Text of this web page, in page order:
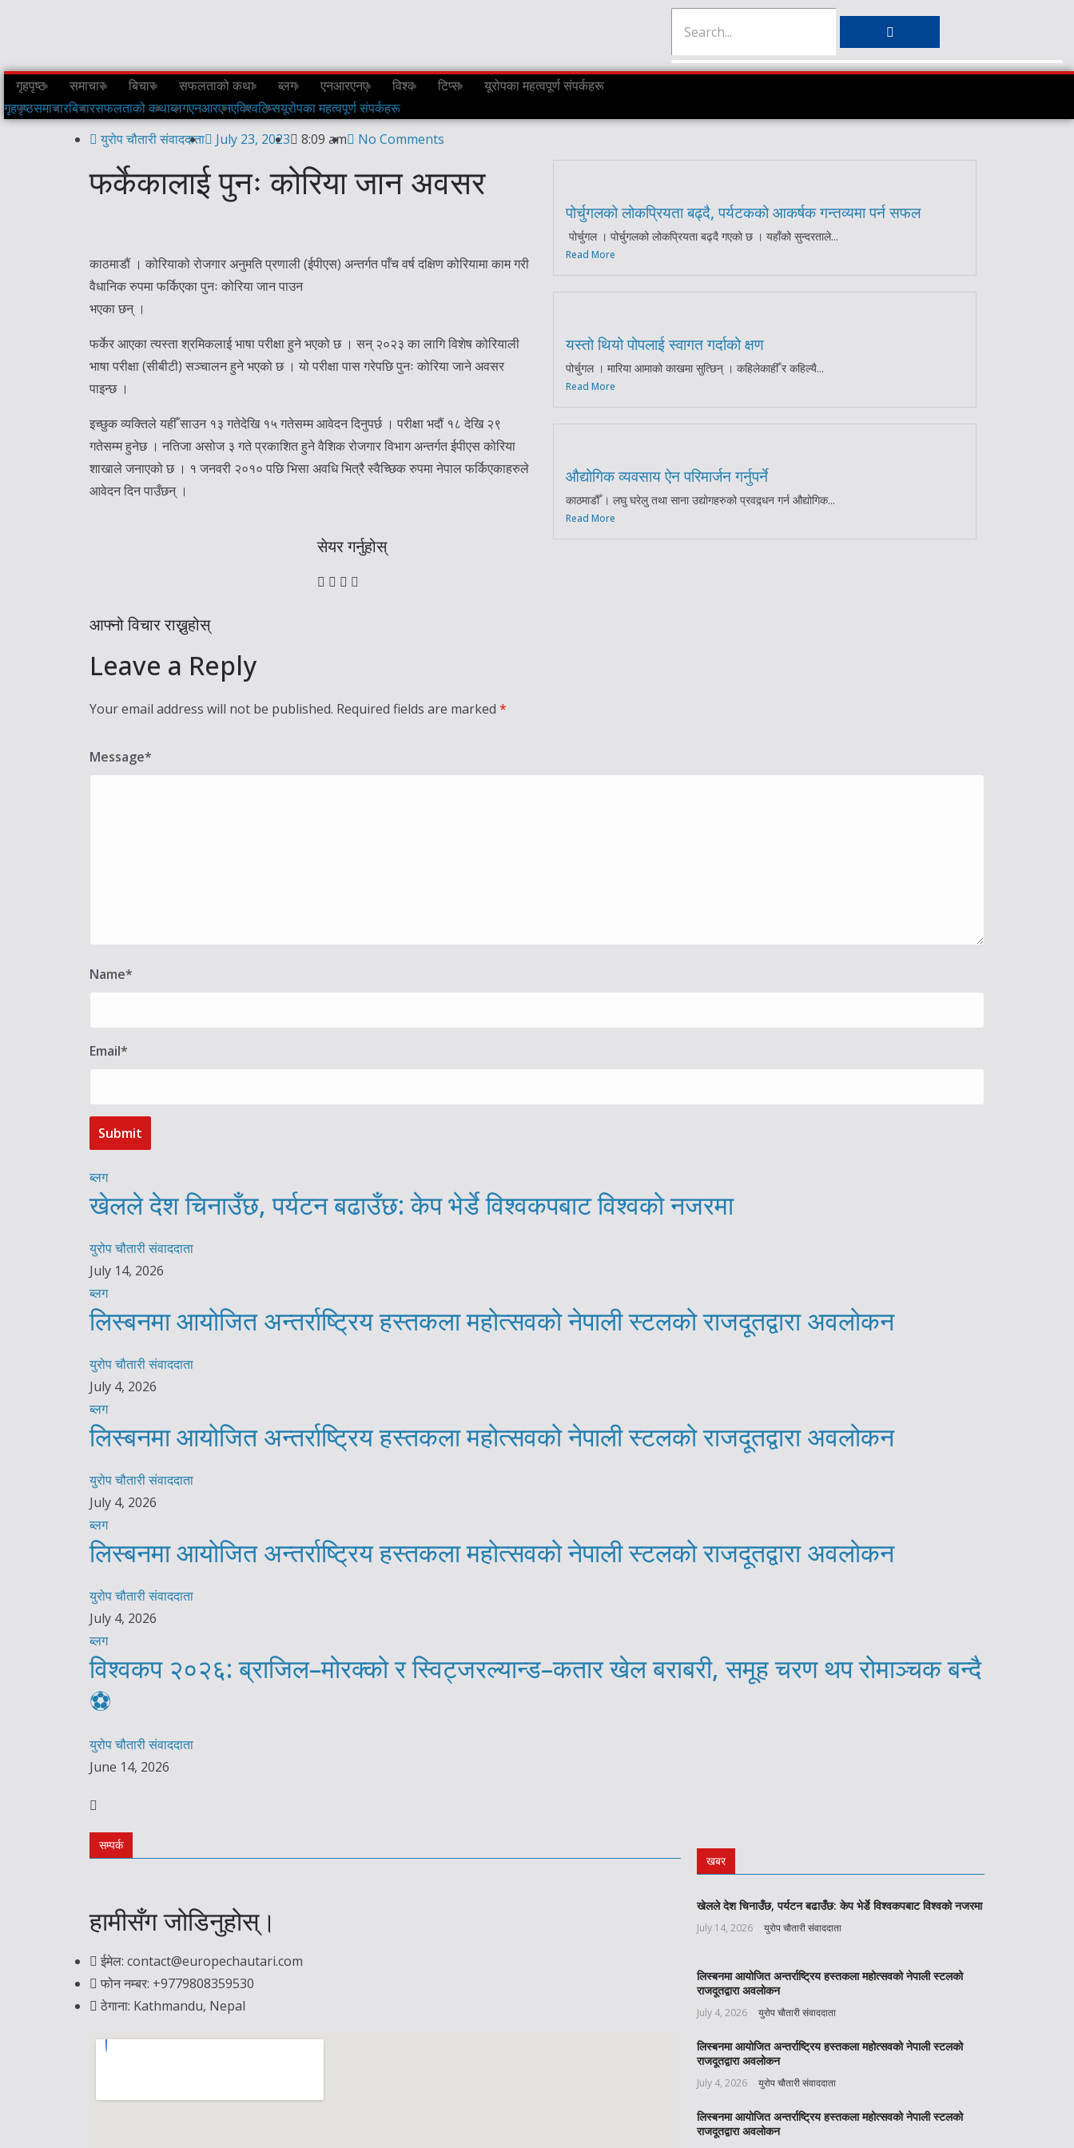
गृहपृष्ठ समाचार बिचार सफलताको कथा ब्लग एनआरएनए विश्व टिप्स
यूरोपका महत्वपूर्ण संपर्कहरू
गृहपृष्ठसमाचारबिचारसफलताको कथाब्लगएनआरएनएविश्वटिप्सयूरोपका महत्वपूर्ण संपर्कहरू
युरोप चौतारी संवाददाता
July 23, 2023 8:09 am No Comments
फर्केकालाई पुनः कोरिया जान अवसर
काठमाडौं । कोरियाको रोजगार अनुमति प्रणाली (ईपीएस) अन्तर्गत पाँच वर्ष दक्षिण कोरियामा काम गरी
वैधानिक रुपमा फर्किएका पुनः कोरिया जान पाउन
भएका छन् ।
फर्केर आएका त्यस्ता श्रमिकलाई भाषा परीक्षा हुने भएको छ । सन् २०२३ का लागि विशेष कोरियाली
भाषा परीक्षा (सीबीटी) सञ्चालन हुने भएको छ । यो परीक्षा पास गरेपछि पुनः कोरिया जाने अवसर
पाइन्छ ।
इच्छुक व्यक्तिले यहीँ साउन १३ गतेदेखि १५ गतेसम्म आवेदन दिनुपर्छ । परीक्षा भदौं १८ देखि २९
गतेसम्म हुनेछ । नतिजा असोज ३ गते प्रकाशित हुने वैशिक रोजगार विभाग अन्तर्गत ईपीएस कोरिया
शाखाले जनाएको छ । १ जनवरी २०१० पछि भिसा अवधि भित्रै स्वैच्छिक रुपमा नेपाल फर्किएकाहरुले
आवेदन दिन पाउँछन् ।
सेयर गर्नुहोस्
पोर्चुगलको लोकप्रियता बढ्दै, पर्यटकको आकर्षक गन्तव्यमा पर्न सफल
पोर्चुगल । पोर्चुगलको लोकप्रियता बढ्दै गएको छ । यहाँको सुन्दरताले...
Read More
यस्तो थियो पोपलाई स्वागत गर्दाको क्षण
पोर्चुगल । मारिया आमाको काखमा सुत्छिन् । कहिलेकाहीँ र कहिल्यै...
Read More
औद्योगिक व्यवसाय ऐन परिमार्जन गर्नुपर्ने
काठमाडौँ । लघु घरेलु तथा साना उद्योगहरुको प्रवद्र्धन गर्न औद्योगिक...
Read More
आफ्नो विचार राख्नुहोस्
Leave a Reply
Your email address will not be published. Required fields are marked *
Message*
Name*
Email*
ब्लग
खेलले देश चिनाउँछ, पर्यटन बढाउँछ: केप भेर्डे विश्वकपबाट विश्वको नजरमा
युरोप चौतारी संवाददाता
July 14, 2026
ब्लग
लिस्बनमा आयोजित अन्तर्राष्ट्रिय हस्तकला महोत्सवको नेपाली स्टलको राजदूतद्वारा अवलोकन
युरोप चौतारी संवाददाता
July 4, 2026
ब्लग
लिस्बनमा आयोजित अन्तर्राष्ट्रिय हस्तकला महोत्सवको नेपाली स्टलको राजदूतद्वारा अवलोकन
युरोप चौतारी संवाददाता
July 4, 2026
ब्लग
लिस्बनमा आयोजित अन्तर्राष्ट्रिय हस्तकला महोत्सवको नेपाली स्टलको राजदूतद्वारा अवलोकन
युरोप चौतारी संवाददाता
July 4, 2026
ब्लग
विश्वकप २०२६: ब्राजिल–मोरक्को र स्विट्जरल्यान्ड–कतार खेल बराबरी, समूह चरण थप रोमाञ्चक बन्दै
⚽️
युरोप चौतारी संवाददाता
June 14, 2026
सम्पर्क
हामीसँग जोडिनुहोस्।
ईमेल: contact@europechautari.com
फोन नम्बर: +9779808359530
ठेगाना: Kathmandu, Nepal
खबर
खेलले देश चिनाउँछ, पर्यटन बढाउँछ: केप भेर्डे विश्वकपबाट विश्वको नजरमा
July 14, 2026 युरोप चौतारी संवाददाता
लिस्बनमा आयोजित अन्तर्राष्ट्रिय हस्तकला महोत्सवको नेपाली स्टलको
राजदूतद्वारा अवलोकन
July 4, 2026 युरोप चौतारी संवाददाता
लिस्बनमा आयोजित अन्तर्राष्ट्रिय हस्तकला महोत्सवको नेपाली स्टलको
राजदूतद्वारा अवलोकन
July 4, 2026 युरोप चौतारी संवाददाता
लिस्बनमा आयोजित अन्तर्राष्ट्रिय हस्तकला महोत्सवको नेपाली स्टलको
राजदूतद्वारा अवलोकन